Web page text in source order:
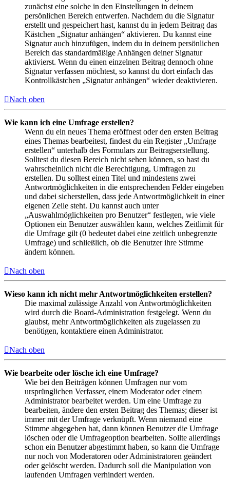
zunächst eine solche in den Einstellungen in deinem
persönlichen Bereich entwerfen. Nachdem du die Signatur
erstellt und gespeichert hast, kannst du in jedem Beitrag das
Kästchen „Signatur anhängen“ aktivieren. Du kannst eine
Signatur auch hinzufügen, indem du in deinem persönlichen
Bereich das standardmäßige Anhängen deiner Signatur
aktivierst. Wenn du einen einzelnen Beitrag dennoch ohne
Signatur verfassen möchtest, so kannst du dort einfach das
Kontrollkästchen „Signatur anhängen“ wieder deaktivieren.
Nach oben
Wie kann ich eine Umfrage erstellen?
Wenn du ein neues Thema eröffnest oder den ersten Beitrag
eines Themas bearbeitest, findest du ein Register „Umfrage
erstellen“ unterhalb des Formulars zur Beitragserstellung.
Solltest du diesen Bereich nicht sehen können, so hast du
wahrscheinlich nicht die Berechtigung, Umfragen zu
erstellen. Du solltest einen Titel und mindestens zwei
Antwortmöglichkeiten in die entsprechenden Felder eingeben
und dabei sicherstellen, dass jede Antwortmöglichkeit in einer
eigenen Zeile steht. Du kannst auch unter
„Auswahlmöglichkeiten pro Benutzer“ festlegen, wie viele
Optionen ein Benutzer auswählen kann, welches Zeitlimit für
die Umfrage gilt (0 bedeutet dabei eine zeitlich unbegrenzte
Umfrage) und schließlich, ob die Benutzer ihre Stimme
ändern können.
Nach oben
Wieso kann ich nicht mehr Antwortmöglichkeiten erstellen?
Die maximal zulässige Anzahl von Antwortmöglichkeiten
wird durch die Board-Administration festgelegt. Wenn du
glaubst, mehr Antwortmöglichkeiten als zugelassen zu
benötigen, kontaktiere einen Administrator.
Nach oben
Wie bearbeite oder lösche ich eine Umfrage?
Wie bei den Beiträgen können Umfragen nur vom
ursprünglichen Verfasser, einem Moderator oder einem
Administrator bearbeitet werden. Um eine Umfrage zu
bearbeiten, ändere den ersten Beitrag des Themas; dieser ist
immer mit der Umfrage verknüpft. Wenn niemand eine
Stimme abgegeben hat, dann können Benutzer die Umfrage
löschen oder die Umfrageoption bearbeiten. Sollte allerdings
schon ein Benutzer abgestimmt haben, so kann die Umfrage
nur noch von Moderatoren oder Administratoren geändert
oder gelöscht werden. Dadurch soll die Manipulation von
laufenden Umfragen verhindert werden.